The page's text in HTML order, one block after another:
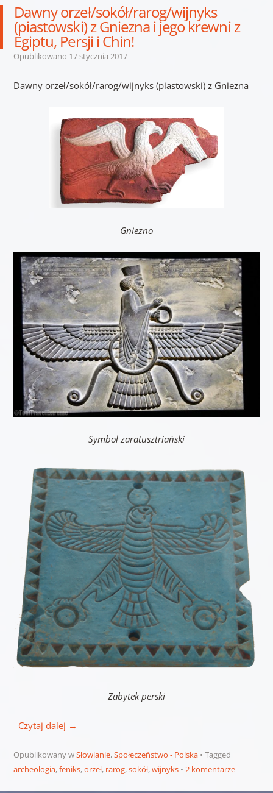
Dawny orzeł/sokół/rarog/wijnyks
(piastowski) z Gniezna i jego krewni z
Egiptu, Persji i Chin!
Opublikowano 17 stycznia 2017
Dawny orzeł/sokół/rarog/wijnyks (piastowski) z Gniezna
Gniezno
Symbol zaratusztriański
Zabytek perski
Czytaj dalej →
Opublikowany wSłowianie,Społeczeństwo - Polska
Tagged
archeologia,feniks,orzeł, rarog,sokół,wijnyks 2 komentarze